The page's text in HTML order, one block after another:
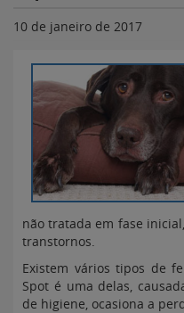
10 de janeiro de 2017
não tratada em fase
transtornos.
Existem vários tipos de
Spot é uma delas,
de higiene, ocasiona a